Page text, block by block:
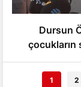
Dursun
çocukların
1 2